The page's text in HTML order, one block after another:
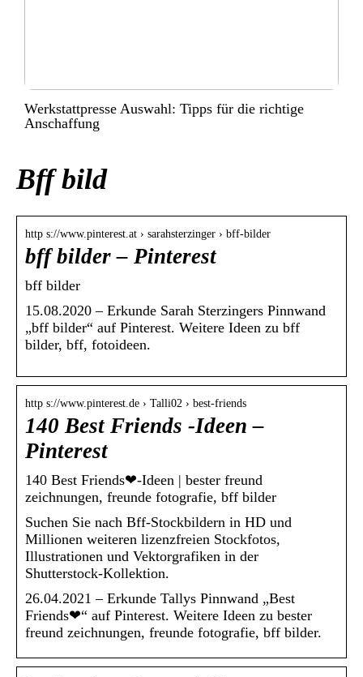
Werkstattpresse Auswahl: Tipps für die richtige
Anschaffung
Bff bild
http s://www.pinterest.at › sarahsterzinger › bff-bilder
bff bilder – Pinterest
bff bilder
15.08.2020 – Erkunde Sarah Sterzingers Pinnwand
„bff bilder“ auf Pinterest. Weitere Ideen zu bff
bilder, bff, fotoideen.
http s://www.pinterest.de › Talli02 › best-friends
140 Best Friends -Ideen –
Pinterest
140 Best Friends❤-Ideen | bester freund
zeichnungen, freunde fotografie, bff bilder
Suchen Sie nach Bff-Stockbildern in HD und
Millionen weiteren lizenzfreien Stockfotos,
Illustrationen und Vektorgrafiken in der
Shutterstock-Kollektion.
26.04.2021 – Erkunde Tallys Pinnwand „Best
Friends❤“ auf Pinterest. Weitere Ideen zu bester
freund zeichnungen, freunde fotografie, bff bilder.